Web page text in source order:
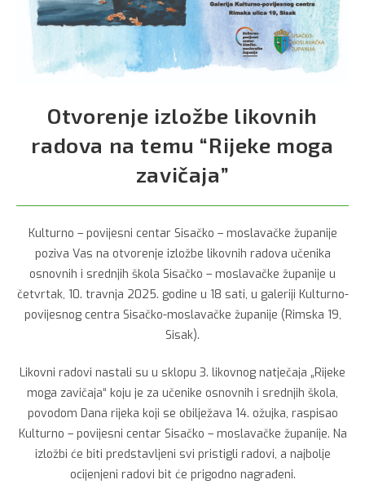
Otvorenje izložbe likovnih
radova na temu “Rijeke moga
zavičaja”
Kulturno – povijesni centar Sisačko – moslavačke županije
poziva Vas na otvorenje izložbe likovnih radova učenika
osnovnih i srednjih škola Sisačko – moslavačke županije u
četvrtak, 10. travnja 2025. godine u 18 sati, u galeriji Kulturno-
povijesnog centra Sisačko-moslavačke županije (Rimska 19,
Sisak).
Likovni radovi nastali su u sklopu 3. likovnog natječaja „Rijeke
moga zavičaja“ koju je za učenike osnovnih i srednjih škola,
povodom Dana rijeka koji se obilježava 14. ožujka, raspisao
Kulturno – povijesni centar Sisačko – moslavačke županije. Na
izložbi će biti predstavljeni svi pristigli radovi, a najbolje
ocijenjeni radovi bit će prigodno nagrađeni.